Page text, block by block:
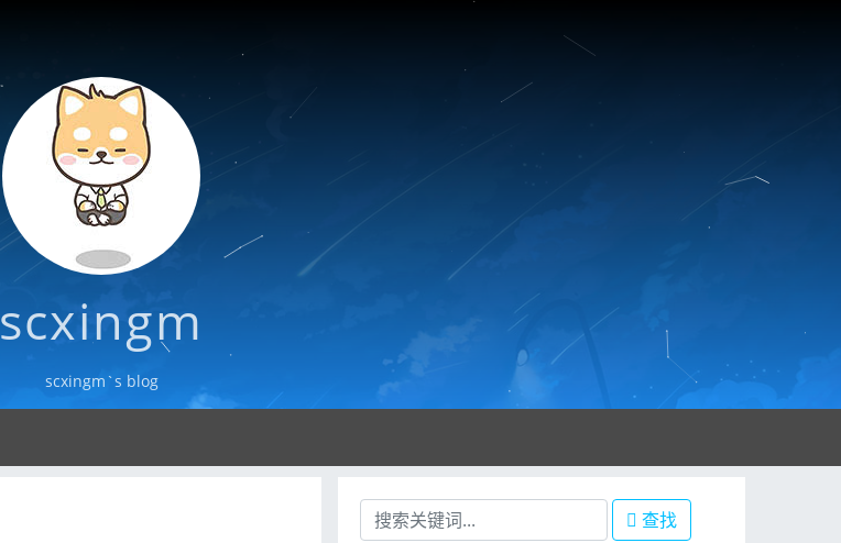
scxingm
scxingm`s blog
查找